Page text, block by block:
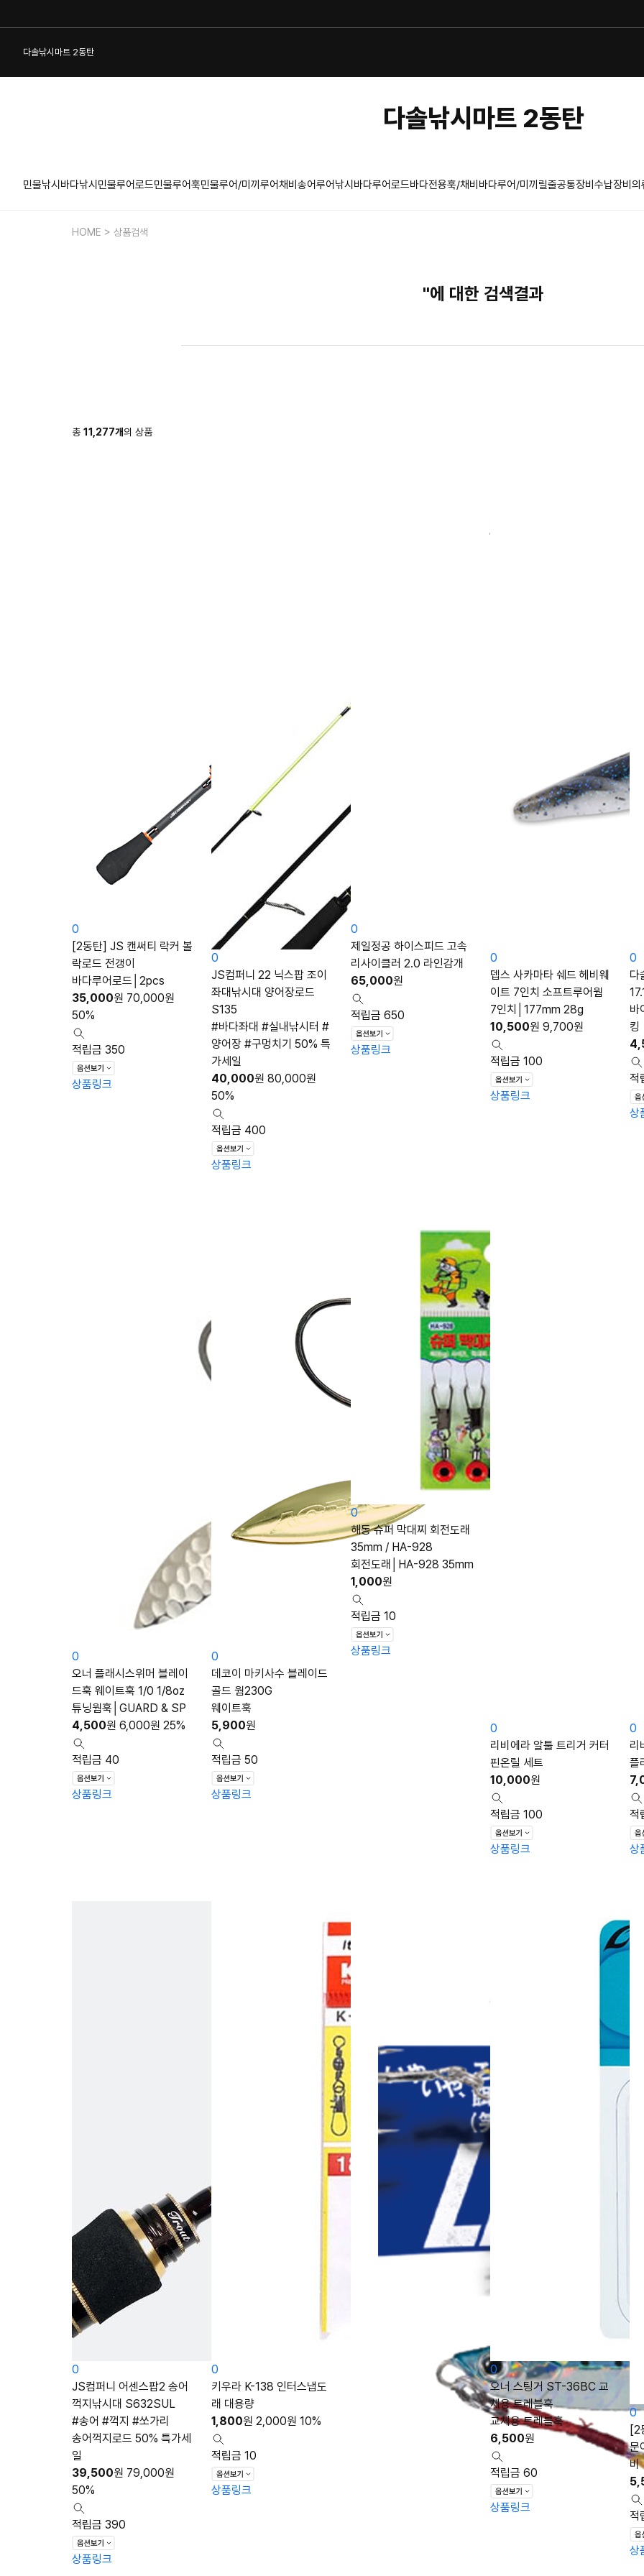
다솔낚시마트 2동탄
다솔낚시마트 2동탄
민물낚시 바다낚시 민물루어로드민물루어훅민물루어/미끼 루어채비 송어루어낚시 바다루어로드바다전용훅/채비 바다루어/미끼 릴줄공통장비 수납장비 의
HOME > 상품검색
''에 대한 검색결과
총 11,277개의 상품
0
[2동탄] JS 캔써티 락커 볼
락로드 전갱이
바다루어로드│2pcs
35,000원 70,000원
50%
적립금 350
상품링크
0
JS컴퍼니 22 닉스팝 조이
좌대낚시대 양어장로드
S135
#바다좌대 #실내낚시터 #
양어장 #구멍치기 50% 특
가세일
40,000원 80,000원
50%
적립금 400
상품링크
0
제일정공 하이스피드 고속
리사이클러 2.0 라인감개
65,000원
적립금 650
상품링크
0
뎁스 사카마타 쉐드 헤비웨
이트 7인치 소프트루어웜
7인치│177mm 28g
10,500원 9,700원
적립금 100
상품링크
0
다
바
킹
적
상
0
오너 플래시스위머 블레이
드훅 웨이트훅 1/0 1/8oz
튜닝웜훅│GUARD & SP
4,500원 6,000원 25%
적립금 40
상품링크
0
데코이 마키사수 블레이드
골드 웜230G
웨이트훅
5,900원
적립금 50
상품링크
0
해동 슈퍼 막대찌 회전도래
35mm / HA-928
회전도래│HA-928 35mm
1,000원
적립금 10
상품링크
0
리비에라 알툴 트리거 커터
핀온릴 세트
10,000원
적립금 100
상품링크
0
리
플
적
상
0
JS컴퍼니 어센스팝2 송어
꺽지낚시대 S632SUL
#송어 #꺽지 #쏘가리
송어꺽지로드 50% 특가세
일
39,500원 79,000원
50%
적립금 390
상품링크
0
키우라 K-138 인터스냅도
래 대용량
1,800원 2,000원 10%
적립금 10
상품링크
0
오너 스팅거 ST-36BC 교
체용 트레블훅
교체용 트레블훅
6,500원
적립금 60
상품링크
0
[2
문
비
적
상